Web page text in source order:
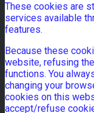
These cookies are
services available
features.
Because these
website, refusing
functions. You
changing your
cookies on this
accept/refuse